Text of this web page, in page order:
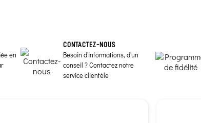
en
CONTACTEZ-NOUS
Besoin d'informations, d'un
conseil ? Contactez notre
service clientèle